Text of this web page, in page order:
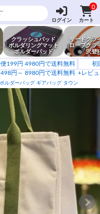
ログイン
0
カート
クラッシュパッド
ボルダリングマット
ボルダーパッド
リードクラ
ロープクラ
沢登
便199円 4980円で送料無料
円～ 8980円で送料無料
初
+レビ
ボルダーバッグ ギアバッグ タウン